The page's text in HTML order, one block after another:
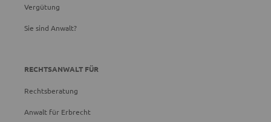
Vergütung
Sie sind Anwalt?
RECHTSANWALT FÜR
Rechtsberatung
Anwalt für Erbrecht